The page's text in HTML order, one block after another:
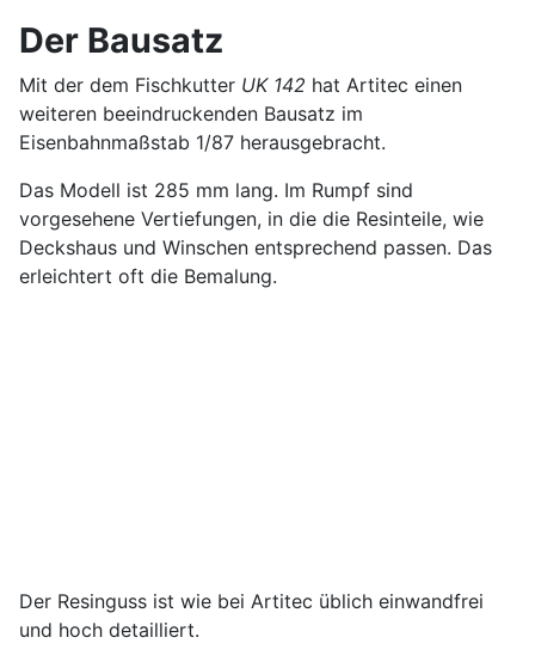
Der Bausatz
Mit der dem Fischkutter UK 142 hat Artitec einen
weiteren beeindruckenden Bausatz im
Eisenbahnmaßstab 1/87 herausgebracht.
Das Modell ist 285 mm lang. Im Rumpf sind
vorgesehene Vertiefungen, in die die Resinteile, wie
Deckshaus und Winschen entsprechend passen. Das
erleichtert oft die Bemalung.
Der Resinguss ist wie bei Artitec üblich einwandfrei
und hoch detailliert.